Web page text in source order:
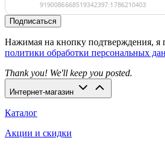
Подписаться
Нажимая на кнопку подтверждения, я
политики обработки персональных
Thank you! We'll keep you posted.
Интернет-магазин
Каталог
Акции и скидки